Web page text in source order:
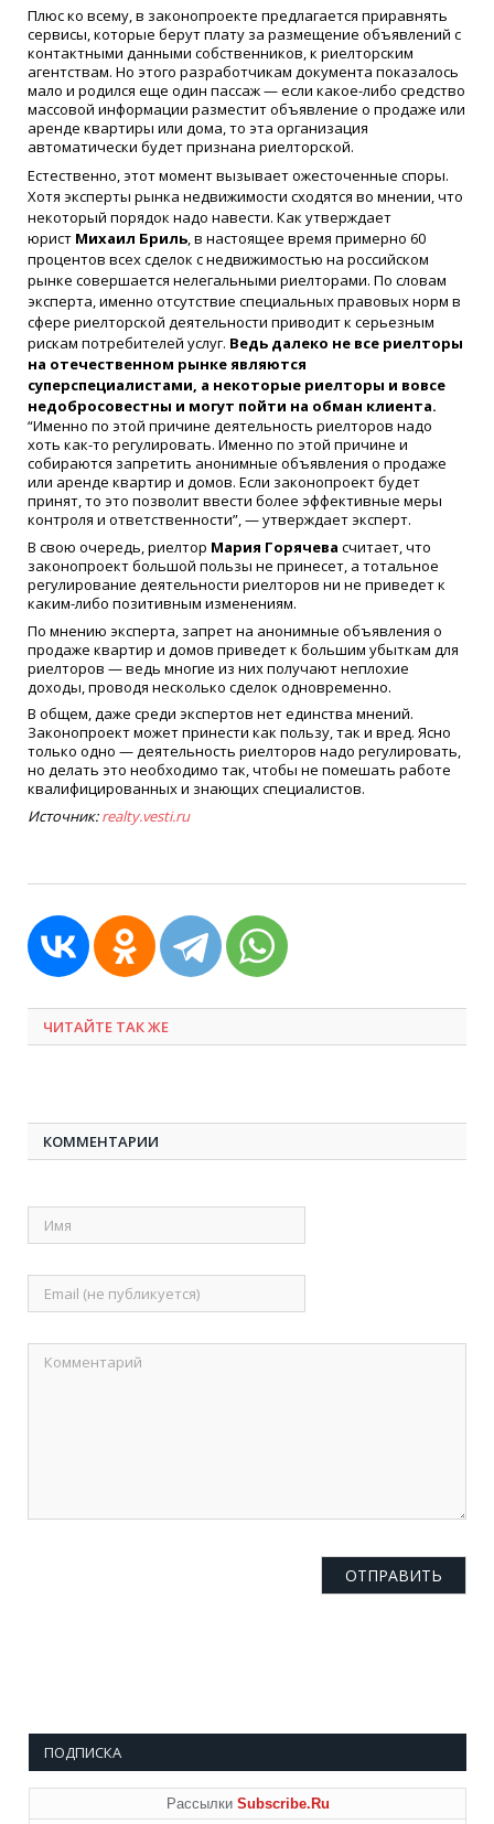
Плюс ко всему, в законопроекте предлагается приравнять
сервисы, которые берут плату за размещение объявлений с
контактными данными собственников, к риелторским
агентствам. Но этого разработчикам документа показалось
мало и родился еще один пассаж — если какое-либо средство
массовой информации разместит объявление о продаже или
аренде квартиры или дома, то эта организация
автоматически будет признана риелторской.
Естественно, этот момент вызывает ожесточенные споры.
Хотя эксперты рынка недвижимости сходятся во мнении, что
некоторый порядок надо навести. Как утверждает
юрист Михаил Бриль, в настоящее время примерно 60
процентов всех сделок с недвижимостью на российском
рынке совершается нелегальными риелторами. По словам
эксперта, именно отсутствие специальных правовых норм в
сфере риелторской деятельности приводит к серьезным
рискам потребителей услуг. Ведь далеко не все риелторы
на отечественном рынке являются
суперспециалистами, а некоторые риелторы и вовсе
недобросовестны и могут пойти на обман клиента.
“Именно по этой причине деятельность риелторов надо
хоть как-то регулировать. Именно по этой причине и
собираются запретить анонимные объявления о продаже
или аренде квартир и домов. Если законопроект будет
принят, то это позволит ввести более эффективные меры
контроля и ответственности”, — утверждает эксперт.
В свою очередь, риелтор Мария Горячева считает, что
законопроект большой пользы не принесет, а тотальное
регулирование деятельности риелторов ни не приведет к
каким-либо позитивным изменениям.
По мнению эксперта, запрет на анонимные объявления о
продаже квартир и домов приведет к большим убыткам для
риелторов — ведь многие из них получают неплохие
доходы, проводя несколько сделок одновременно.
В общем, даже среди экспертов нет единства мнений.
Законопроект может принести как пользу, так и вред. Ясно
только одно — деятельность риелторов надо регулировать,
но делать это необходимо так, чтобы не помешать работе
квалифицированных и знающих специалистов.
Источник: realty.vesti.ru
ЧИТАЙТЕ ТАК ЖЕ
КОММЕНТАРИИ
ПОДПИСКА
Рассылки Subscribe.Ru